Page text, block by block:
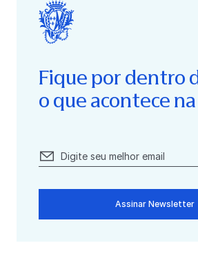
Fique por dentro
o que acontece
Assinar Newsletter